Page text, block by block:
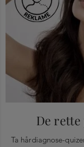
De
Ta hårdiagnose-